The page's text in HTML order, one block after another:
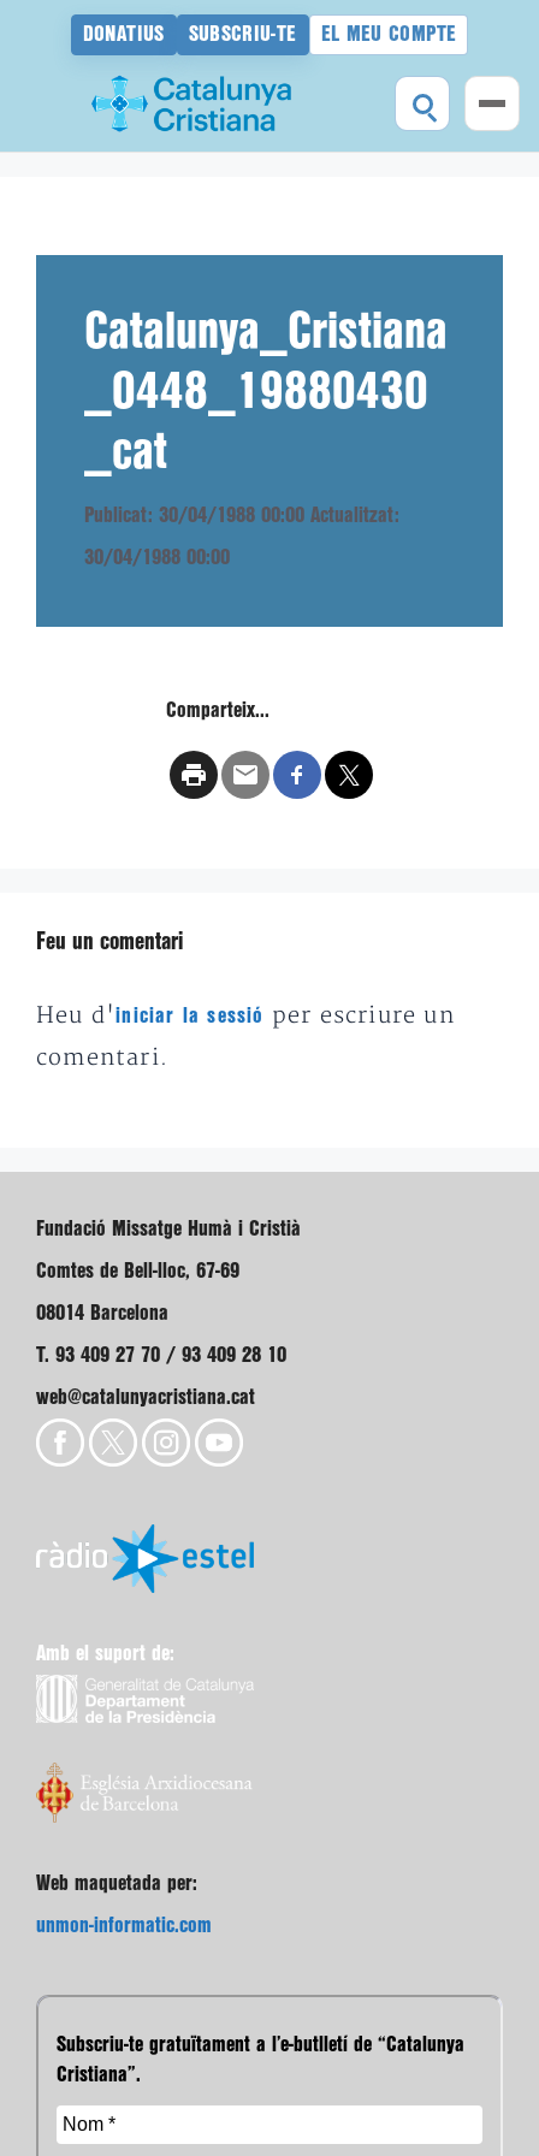
DONATIUS SUBSCRIU-TE EL MEU COMPTE
Catalunya_Cristiana
_0448_19880430
_cat
Publicat: 30/04/1988 00:00 Actualitzat:
30/04/1988 00:00
Comparteix...
Feu un comentari
Heu d'iniciar la sessió
per escriure un
comentari.
Fundació Missatge Humà i Cristià
Comtes de Bell-lloc, 67-69
08014 Barcelona
T. 93 409 27 70 / 93 409 28 10
web@catalunyacristiana.cat
Amb el suport de:
Web maquetada per:
unmon-informatic.com
Subscriu-te gratuïtament a l’e-butlletí de “Catalunya
Cristiana”.